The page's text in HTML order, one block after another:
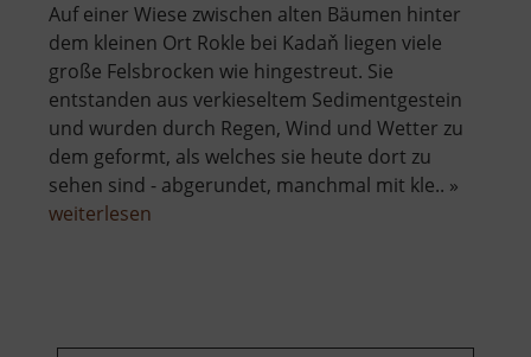
Auf einer Wiese zwischen alten Bäumen hinter
dem kleinen Ort Rokle bei Kadaň liegen viele
große Felsbrocken wie hingestreut. Sie
entstanden aus verkieseltem Sedimentgestein
und wurden durch Regen, Wind und Wetter zu
dem geformt, als welches sie heute dort zu
sehen sind - abgerundet, manchmal mit kle.. »
weiterlesen